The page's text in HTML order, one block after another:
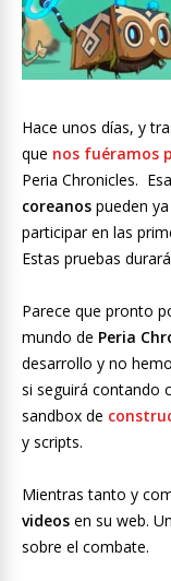
Hace unos días, y
que nos fuéramos
Peria Chronicles.
coreanos pueden ya
participar en las
Estas pruebas
Parece que pronto
mundo de Peria
desarrollo y no
si seguirá contando
sandbox de
y scripts.
Mientras tanto y
videos en su web.
sobre el combate.